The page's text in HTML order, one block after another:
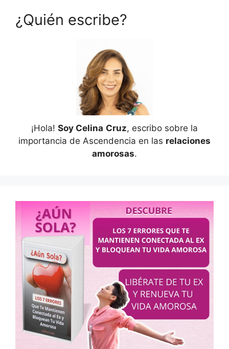
¿Quién escribe?
¡Hola! Soy Celina Cruz, escribo sobre la
importancia de Ascendencia en las relaciones
amorosas.